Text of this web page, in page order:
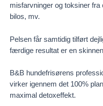
misfarvninger og toksiner
bilos, mv.
Pelsen får samtidig tilført
færdige resultat er en
B&B hundefrisørens
virker igennem det 100%
maximal detoxeffekt.